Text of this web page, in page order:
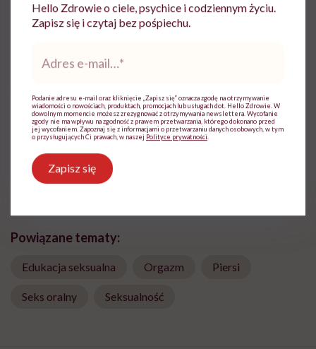
Agata Domagała
Pomocy (KPP), specjalista ds. treści.
Zobacz profil
Udostępnij
Powiązane tematy:
Edukacja seksualna Orgazm Piersi
Seks oralny Seksualność
Hello Zdrowie o ciele, psychice i codziennym życiu.
Zapisz się i czytaj bez pośpiechu.
mail*
Podanie adresu e-mail oraz kliknięcie „Zapisz się” oznacza zgodę na otrzymywanie
wiadomości o nowościach, produktach, promocjach lub usługach dot. Hello Zdrowie. W
dowolnym momencie możesz zrezygnować z otrzymywania newslettera. Wycofanie
zgody nie ma wpływu na zgodność z prawem przetwarzania, którego dokonano przed
jej wycofaniem. Zapoznaj się z informacjami o przetwarzaniu danych osobowych, w tym
o przysługujących Ci prawach, w naszej Polityce prywatności
Zapisz się